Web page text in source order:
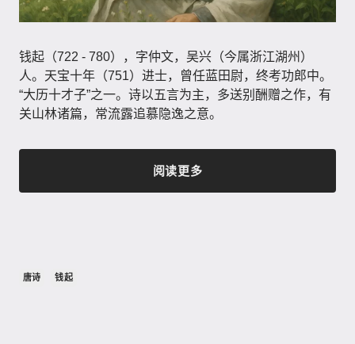
钱起（722 - 780），字仲文，吴兴（今属浙江湖州）
人。天宝十年（751）进士，曾任蓝田尉，终考功郎中。
“大历十才子”之一。诗以五言为主，多送别酬赠之作，有
关山林诸篇，常流露追慕隐逸之意。
阅读更多
唐诗 钱起